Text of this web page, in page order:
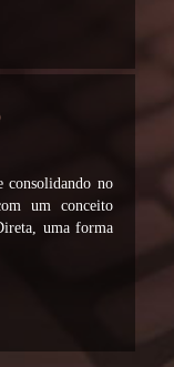
consolidando no
um conceito
uma forma